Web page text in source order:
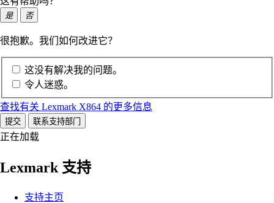
是 否
很抱歉。我们如何改进它？
这没有解决我的问题。
令人迷惑。
查找有关 Lexmark X864 的更多信息
提交 联系支持部门
正在加载
Lexmark 支持
支持主页